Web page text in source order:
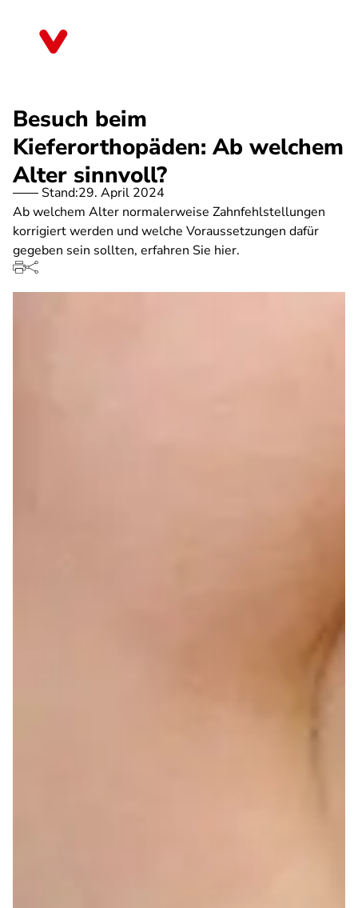
Besuch beim
Kieferorthopäden: Ab welchem
Alter sinnvoll?
Stand:29. April 2024
Ab welchem Alter normalerweise Zahnfehlstellungen
korrigiert werden und welche Voraussetzungen dafür
gegeben sein sollten, erfahren Sie hier.